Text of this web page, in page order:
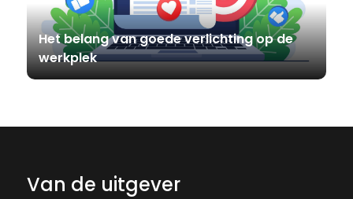
Het belang van goede verlichting op de
werkplek
Van de uitgever